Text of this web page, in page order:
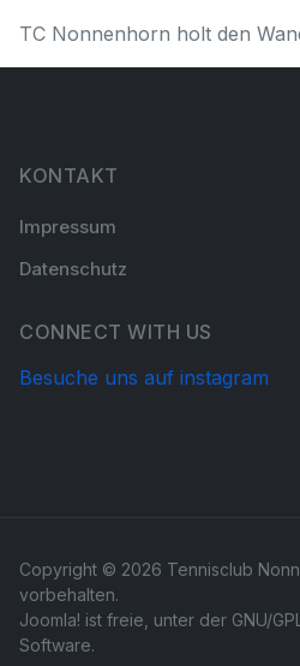
TC Nonnenhorn holt den
KONTAKT
Impressum
Datenschutz
CONNECT WITH US
Besuche uns auf instagram
Copyright © 2026 Tennisclub
vorbehalten.
Joomla! ist freie, unter der GNU/
Software.